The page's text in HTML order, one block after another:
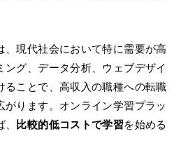
、現代社会において特に需要が高
ング、データ分析、ウェブデザイ
ることで、高収入の職種への転職
がります。オンライン学習プラッ
比較的低コストで学習を始める